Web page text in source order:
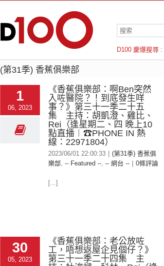
D100 慶爆搜尋 :
羅倫斯
(第31季) 香蕉俱樂部
1
06, 2023
《香蕉俱樂部：啊Ben突然
入咗醫院？！到底發生咩
事？》第三十一季二十五
集 主持：胡凱澄、雞比、
Rei（逢星期二、四 晚上10
點直播︱☎PHONE IN 熱
線：22971804）
2023/06/01 22:00:33
(第31季) 香蕉俱
樂部, -- Featured --, -- 網台 -- 0條評論
[...]
30
05, 2023
《香蕉俱樂部：老公放咗
工，唔想返屋企見個仔？》
第三十一季二十四集 主